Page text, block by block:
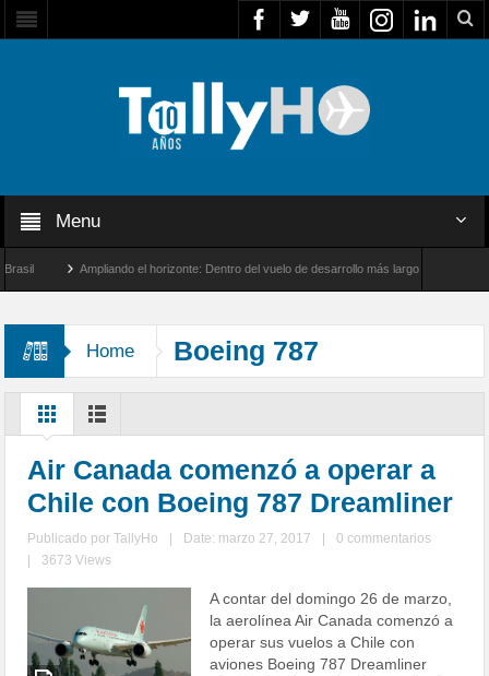
Menu
Ampliando el horizonte: Dentro del vuelo de desarrollo más largo del A350-1000ULR
Home Boeing 787
Air Canada comenzó a operar a
Chile con Boeing 787 Dreamliner
Publicado porTallyHo Date: marzo 27, 2017
0 commentarios
3673 Views
A contar del domingo 26 de marzo,
la aerolínea Air Canada comenzó a
operar sus vuelos a Chile con
aviones Boeing 787 Dreamliner